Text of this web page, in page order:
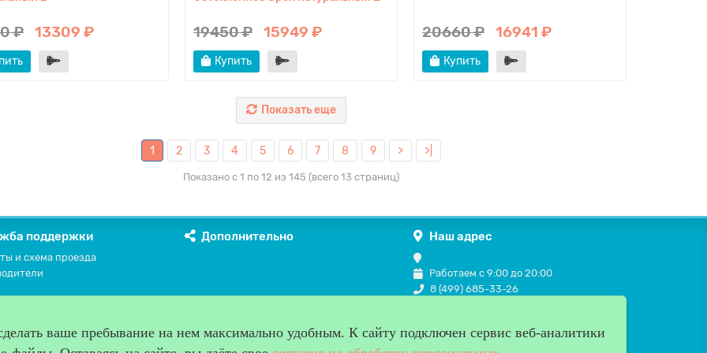
₽ 13309 ₽ 19450 ₽ 15949 ₽
Купить
20660 ₽ 16941 ₽
Купить
Показать еще
1 2 3 4 5 6 7 8 9 > >|
Показано с 1 по 12 из 145 (всего 13 страниц)
поддержки
и схема проезда
Дополнительно Наш адрес
Работаем с 9:00 до 20:00
8 (499) 685-33-26
ваше пребывание на нем максимально удобным. К cайту подключен сервис веб-аналитики